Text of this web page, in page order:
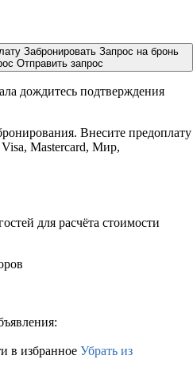
Забронировать Запрос на бронь
Отправить запрос
дождитесь подтверждения
Внесите предоплату
Mastercard, Мир,
для расчёта стоимости
в избранное Убрать из